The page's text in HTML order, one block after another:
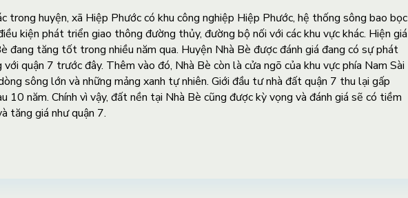
trong huyện, xã Hiệp Phước có khu công nghiệp Hiệp Phước, hệ thống sông bao bọc
kiện phát triển giao thông đường thủy, đường bộ nối với các khu vực khác. Hiện giá
đang tăng tốt trong nhiều năm qua. Huyện Nhà Bè được đánh giá đang có sự phát
quận 7 trước đây. Thêm vào đó, Nhà Bè còn là cửa ngõ của khu vực phía Nam Sài
sông lớn và những mảng xanh tự nhiên. Giới đầu tư nhà đất quận 7 thu lại gấp
10 năm. Chính vì vậy, đất nền tại Nhà Bè cũng được kỳ vọng và đánh giá sẽ có tiềm
tăng giá như quận 7.